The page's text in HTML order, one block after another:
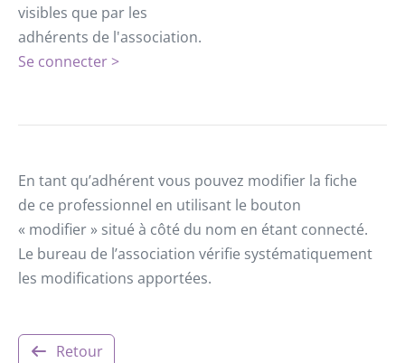
visibles que par les
adhérents de l'association.
Se connecter >
En tant qu’adhérent vous pouvez modifier la fiche
de ce professionnel en utilisant le bouton
« modifier » situé à côté du nom en étant connecté.
Le bureau de l’association vérifie systématiquement
les modifications apportées.
Retour